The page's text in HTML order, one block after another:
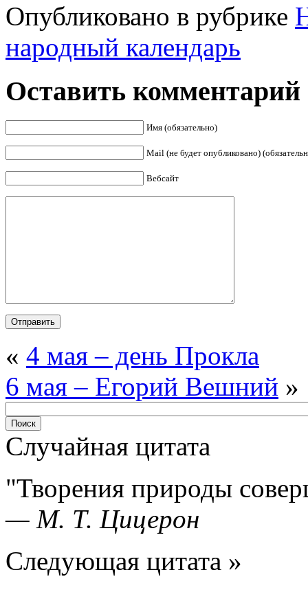
Опубликовано в рубрике
народный календарь
Оставить комментарий
Имя (обязательно)
Mail (не будет опубликовано)
Вебсайт
« 4 мая – день Прокла
6 мая – Егорий Вешний »
Случайная цитата
Творения природы
— М. Т. Цицерон
Следующая цитата »